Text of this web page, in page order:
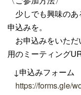
少しでも興味のあ
申込みを。
お申込みをいただ
用のミーティング
↓申込みフォーム
https://forms.gle/